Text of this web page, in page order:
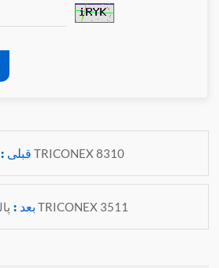
قبلی : ماژول منبع تغذیه TRICONEX 8310
بعد : پالس ماژول ورودی TRICONEX 3511